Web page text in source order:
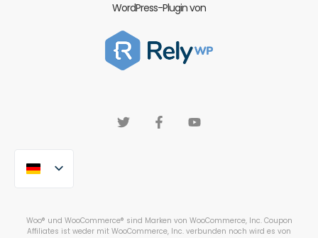
WordPress-Plugin von
Woo® und WooCommerce® sind Marken von WooCommerce, Inc. Coupon
Affiliates ist weder mit WooCommerce, Inc. verbunden noch wird es von